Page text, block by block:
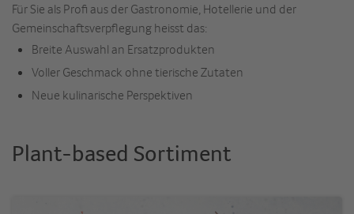
Für Sie als Profi aus der Gastronomie, Hotellerie und der
Gemeinschaftsverpflegung heisst das:
Breite Auswahl an Ersatzprodukten
Voller Geschmack ohne tierische Zutaten
Neue kulinarische Perspektiven
Plant-based Sortiment